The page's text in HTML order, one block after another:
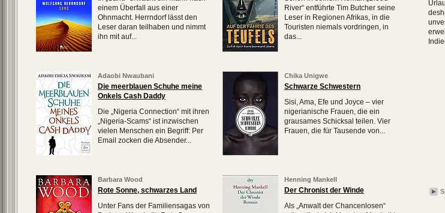
einem Überfall aus einer
Ohnmacht. Herrndorf lässt den
Leser daran teilhaben und nimmt
ihn mit auf...
River“ entführte Tim Butcher seine
Leser in Regionen Afrikas, in die
Touristen niemals vordringen, in
das...
Adaobi Nwaubani
Die meerblauen Schuhe meine
Onkels Cash Daddy
Die „Nigeria Connection“ mit ihren
„Nigeria-Scams“ ist inzwischen
vielen Menschen ein Begriff: Per
Email zocken die Absender...
Chika Unigwe
Schwarze Schwestern
Sisi, Ama, Efe und Joyce – vier
nigerianische Frauen, die ein
grausames Schicksal teilen. Vier
Frauen, die für Tausende von...
Barbara Wood
Rote Sonne, schwarzes Land
Unter Fans der Familiensagas von
Henning Mankell
Der Chronist der Winde
Als „Anwalt der Chancenlosen“